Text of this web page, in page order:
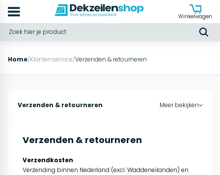
Winkelwagen
Home/Klantenservice/Verzenden & retourneren
Verzenden & retourneren Meer bekijken
Verzenden & retourneren
Verzendkosten
Verzending binnen Nederland (excl. Waddeneilanden) en